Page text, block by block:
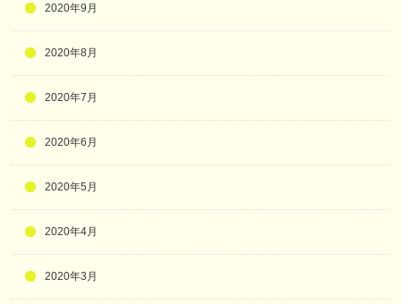
2020年9月
2020年8月
2020年7月
2020年6月
2020年5月
2020年4月
2020年3月